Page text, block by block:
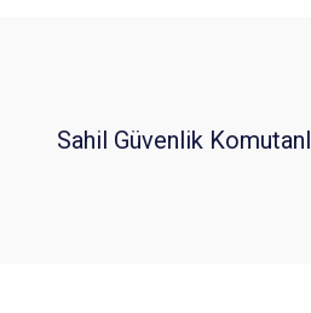
Sahil Güvenlik